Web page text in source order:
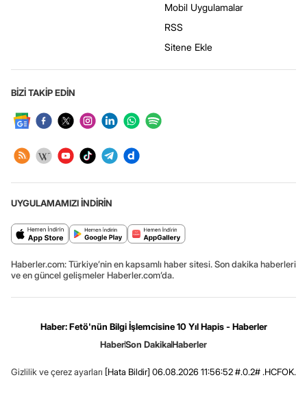
Mobil Uygulamalar
RSS
Sitene Ekle
BİZİ TAKİP EDİN
UYGULAMAMIZI İNDİRİN
Haberler.com: Türkiye’nin en kapsamlı haber sitesi. Son dakika haberleri
ve en güncel gelişmeler Haberler.com’da.
Haber: Fetö'nün Bilgi İşlemcisine 10 Yıl Hapis - Haberler
HaberSon DakikaHaberler
Gizlilik ve çerez ayarları [Hata Bildir] 06.08.2026 11:56:52 #.0.2# .HCFOK.